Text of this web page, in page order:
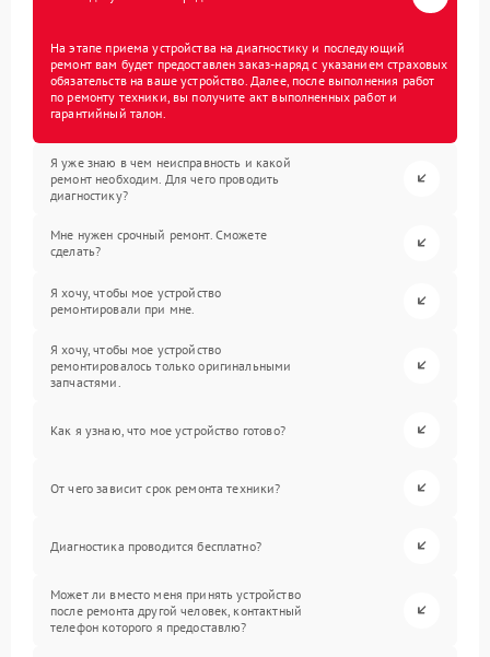
На этапе приема устройства на диагностику и последующий
ремонт вам будет предоставлен заказ-наряд с указанием страховых
обязательств на ваше устройство. Далее, после выполнения работ
по ремонту техники, вы получите акт выполненных работ и
гарантийный талон.
Я уже знаю в чем неисправность и какой
ремонт необходим. Для чего проводить
диагностику?
Мне нужен срочный ремонт. Сможете
сделать?
Я хочу, чтобы мое устройство
ремонтировали при мне.
Я хочу, чтобы мое устройство
ремонтировалось только оригинальными
запчастями.
Как я узнаю, что мое устройство готово?
От чего зависит срок ремонта техники?
Диагностика проводится бесплатно?
Может ли вместо меня принять устройство
после ремонта другой человек, контактный
телефон которого я предоставлю?